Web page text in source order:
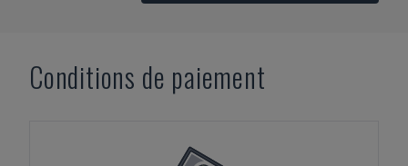
Conditions de paiement